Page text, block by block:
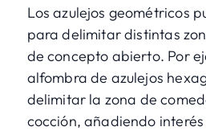
Los azulejos geométricos
para delimitar distintas
de concepto abierto. Por
alfombra de azulejos
delimitar la zona de
cocción, añadiendo interés